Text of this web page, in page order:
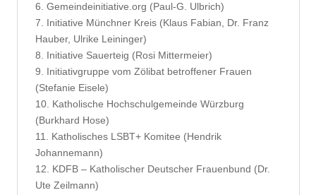
6. Gemeindeinitiative.org (Paul-G. Ulbrich)
7. Initiative Münchner Kreis (Klaus Fabian, Dr. Franz
Hauber, Ulrike Leininger)
8. Initiative Sauerteig (Rosi Mittermeier)
9. Initiativgruppe vom Zölibat betroffener Frauen
(Stefanie Eisele)
10. Katholische Hochschulgemeinde Würzburg
(Burkhard Hose)
11. Katholisches LSBT+ Komitee (Hendrik
Johannemann)
12. KDFB – Katholischer Deutscher Frauenbund (Dr.
Ute Zeilmann)